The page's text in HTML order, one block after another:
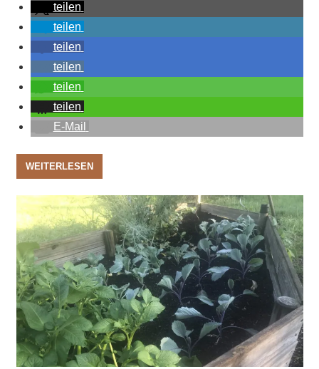
teilen
teilen
teilen
teilen
teilen
teilen
E-Mail
WEITERLESEN